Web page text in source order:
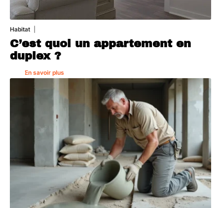
Habitat
C’est quoi un appartement en
duplex ?
En savoir plus